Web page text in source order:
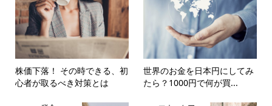
株価下落！ その時できる、初
心者が取るべき対策とは
世界のお金を日本円にしてみ
たら？1000円で何が買...